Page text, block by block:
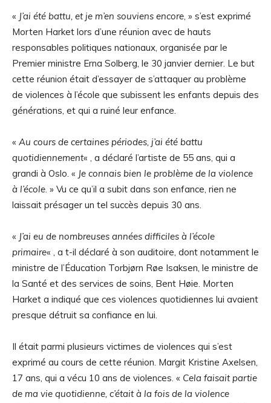
« J’ai été battu, et je m’en souviens encore, » s’est exprimé
Morten Harket lors d’une réunion avec de hauts
responsables politiques nationaux, organisée par le
Premier ministre Erna Solberg, le 30 janvier dernier. Le but
cette réunion était d’essayer de s’attaquer au problème
de violences à l’école que subissent les enfants depuis des
générations, et qui a ruiné leur enfance.
« Au cours de certaines périodes, j’ai été battu
quotidiennement« , a déclaré l’artiste de 55 ans, qui a
grandi à Oslo. « Je connais bien le problème de la violence
à l’école. » Vu ce qu’il a subit dans son enfance, rien ne
laissait présager un tel succès depuis 30 ans.
« J’ai eu de nombreuses années difficiles à l’école
primaire« , a t-il déclaré à son auditoire, dont notamment le
ministre de l’Éducation Torbjørn Røe Isaksen, le ministre de
la Santé et des services de soins, Bent Høie. Morten
Harket a indiqué que ces violences quotidiennes lui avaient
presque détruit sa confiance en lui.
Il était parmi plusieurs victimes de violences qui s’est
exprimé au cours de cette réunion. Margit Kristine Axelsen,
17 ans, qui a vécu 10 ans de violences. « Cela faisait partie
de ma vie quotidienne, c’était à la fois de la violence